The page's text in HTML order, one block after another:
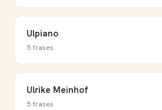
Ulpiano
5 frases
Ulrike Meinhof
5 frases